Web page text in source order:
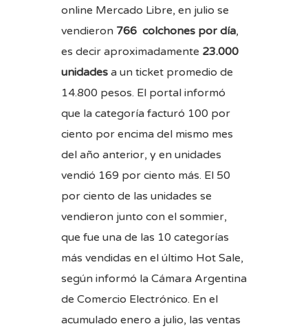
online Mercado Libre, en julio se
vendieron 766 colchones por día,
es decir aproximadamente 23.000
unidades a un ticket promedio de
14.800 pesos. El portal informó
que la categoría facturó 100 por
ciento por encima del mismo mes
del año anterior, y en unidades
vendió 169 por ciento más. El 50
por ciento de las unidades se
vendieron junto con el sommier,
que fue una de las 10 categorías
más vendidas en el último Hot Sale,
según informó la Cámara Argentina
de Comercio Electrónico. En el
acumulado enero a julio, las ventas